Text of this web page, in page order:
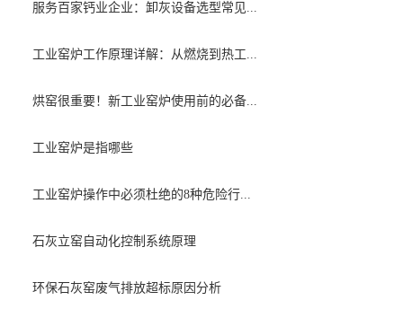
服务百家钙业企业：卸灰设备选型常见...
工业窑炉工作原理详解：从燃烧到热工...
烘窑很重要！新工业窑炉使用前的必备...
工业窑炉是指哪些
工业窑炉操作中必须杜绝的8种危险行...
石灰立窑自动化控制系统原理
环保石灰窑废气排放超标原因分析